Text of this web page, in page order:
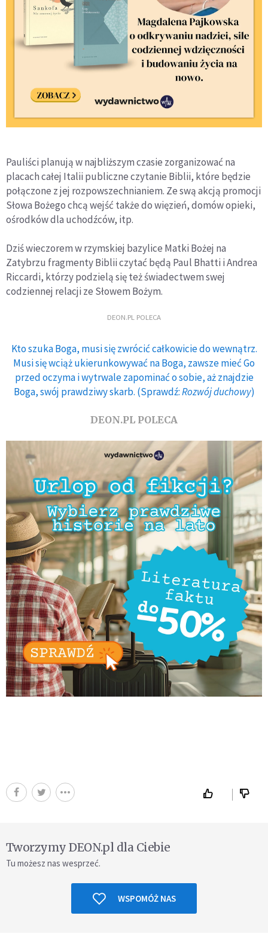
Pauliści planują w najbliższym czasie zorganizować na
placach całej Italii publiczne czytanie Biblii, które będzie
połączone z jej rozpowszechnianiem. Ze swą akcją promocji
Słowa Bożego chcą wejść także do więzień, domów opieki,
ośrodków dla uchodźców, itp.
Dziś wieczorem w rzymskiej bazylice Matki Bożej na
Zatybrzu fragmenty Biblii czytać będą Paul Bhatti i Andrea
Riccardi, którzy podzielą się też świadectwem swej
codziennej relacji ze Słowem Bożym.
DEON.PL POLECA
Kto szuka Boga, musi się zwrócić całkowicie do wewnątrz.
Musi się wciąż ukierunkowywać na Boga, zawsze mieć Go
przed oczyma i wytrwale zapominać o sobie, aż znajdzie
Boga, swój prawdziwy skarb. (Sprawdź:Rozwój duchowy)
DEON.PL POLECA
Tworzymy DEON.pl dla Ciebie
Tu możesz nas wesprzeć.
WSPOMÓŻ NAS